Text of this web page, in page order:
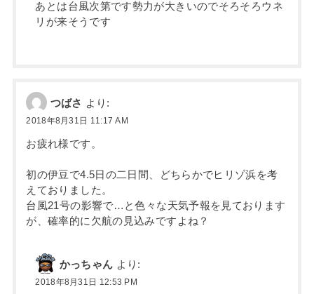
あとは台風次第です勢力が大きいのでそろそろウネ
リが来そうです
つばさ より:
2018年8月31日 11:17 AM
お疲れ様です。
初の伊豆で4.5日の二日間、どちらかでヒリゾ浜を考
えておりました。
台風21号の影響で…と色々な天気予報を見ております
が、確率的に欠航の見込みですよね？
かっちゃん より:
2018年8月31日 12:53 PM